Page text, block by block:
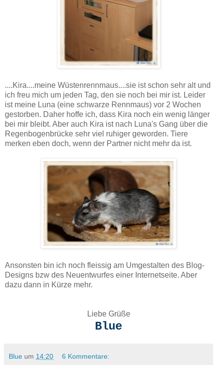
....Kira....meine Wüstenrennmaus....sie ist schon sehr alt und
ich freu mich um jeden Tag, den sie noch bei mir ist. Leider
ist meine Luna (eine schwarze Rennmaus) vor 2 Wochen
gestorben. Daher hoffe ich, dass Kira noch ein wenig länger
bei mir bleibt. Aber auch Kira ist nach Luna's Gang über die
Regenbogenbrücke sehr viel ruhiger geworden. Tiere
merken eben doch, wenn der Partner nicht mehr da ist.
Ansonsten bin ich noch fleissig am Umgestalten des Blog-
Designs bzw des Neuentwurfes einer Internetseite. Aber
dazu dann in Kürze mehr.
Liebe Grüße
Blue
Blue um 14:20 6 Kommentare: